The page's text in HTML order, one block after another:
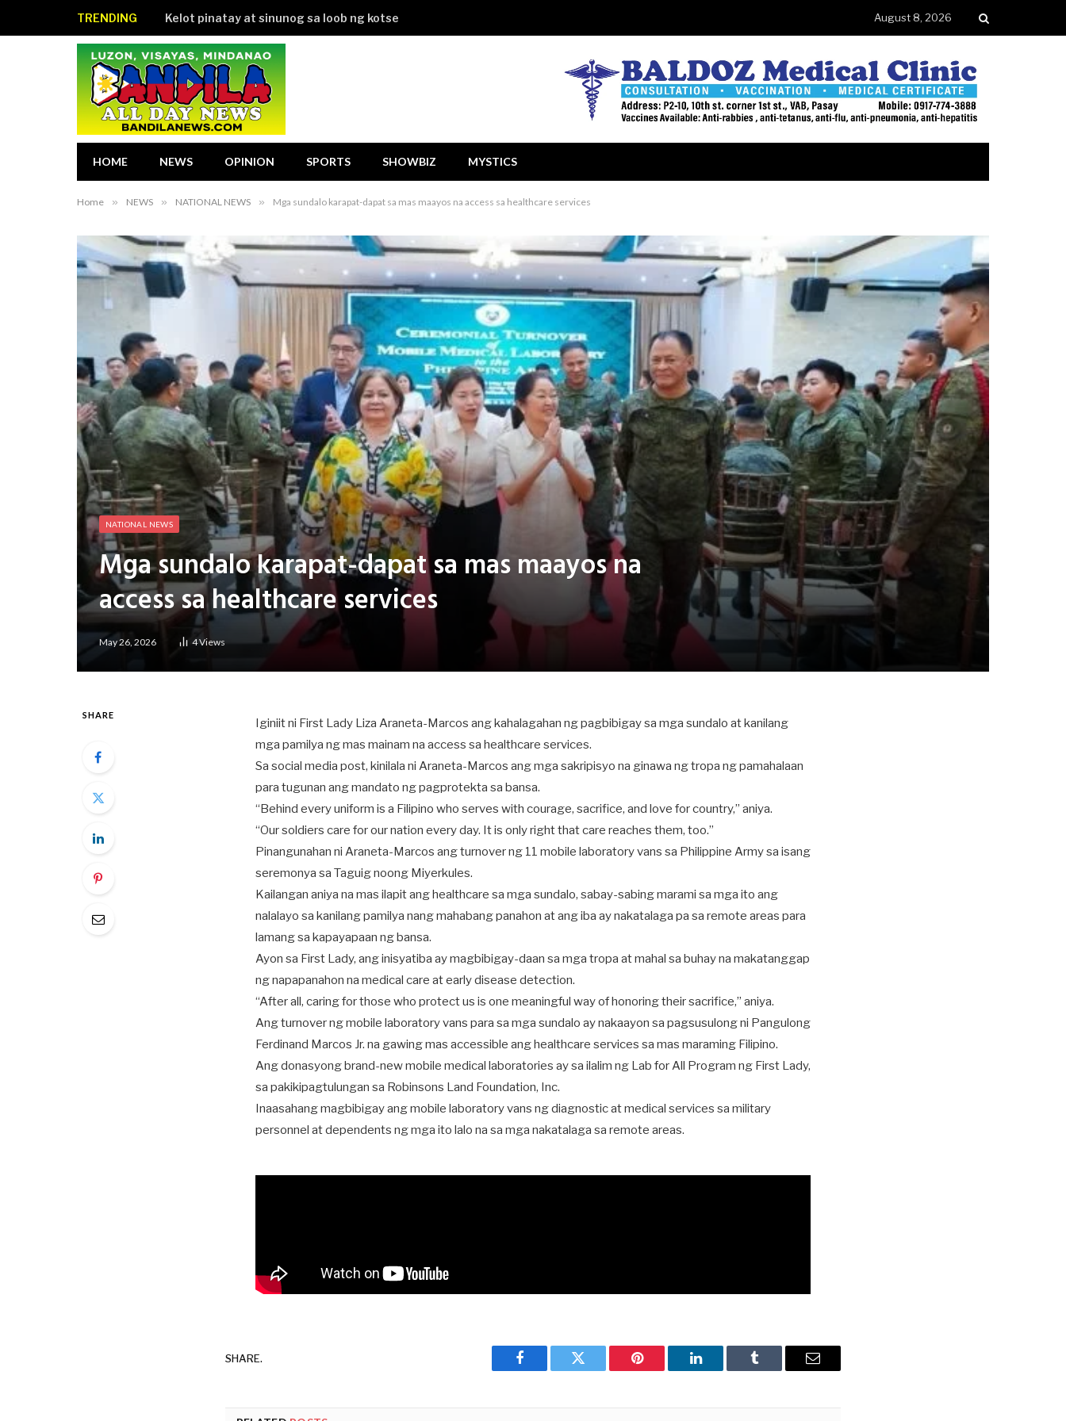
TRENDING Kelot pinatay at sinunog sa loob ng kotse August 8, 2026
HOME NEWS OPINION SPORTS SHOWBIZ MYSTICS
Home » NEWS » NATIONAL NEWS » Mga sundalo karapat-dapat sa mas maayos na access sa healthcare services
NATIONAL NEWS
Mga sundalo karapat-dapat sa mas maayos na
access sa healthcare services
May 26, 2026 4Views
SHARE
Iginiit ni First Lady Liza Araneta-Marcos ang kahalagahan ng pagbibigay sa mga sundalo at kanilang
mga pamilya ng mas mainam na access sa healthcare services.
Sa social media post, kinilala ni Araneta-Marcos ang mga sakripisyo na ginawa ng tropa ng pamahalaan
para tugunan ang mandato ng pagprotekta sa bansa.
“Behind every uniform is a Filipino who serves with courage, sacrifice, and love for country,” aniya.
“Our soldiers care for our nation every day. It is only right that care reaches them, too.”
Pinangunahan ni Araneta-Marcos ang turnover ng 11 mobile laboratory vans sa Philippine Army sa isang
seremonya sa Taguig noong Miyerkules.
Kailangan aniya na mas ilapit ang healthcare sa mga sundalo, sabay-sabing marami sa mga ito ang
nalalayo sa kanilang pamilya nang mahabang panahon at ang iba ay nakatalaga pa sa remote areas para
lamang sa kapayapaan ng bansa.
Ayon sa First Lady, ang inisyatiba ay magbibigay-daan sa mga tropa at mahal sa buhay na makatanggap
ng napapanahon na medical care at early disease detection.
“After all, caring for those who protect us is one meaningful way of honoring their sacrifice,” aniya.
Ang turnover ng mobile laboratory vans para sa mga sundalo ay nakaayon sa pagsusulong ni Pangulong
Ferdinand Marcos Jr. na gawing mas accessible ang healthcare services sa mas maraming Filipino.
Ang donasyong brand-new mobile medical laboratories ay sa ilalim ng Lab for All Program ng First Lady,
sa pakikipagtulungan sa Robinsons Land Foundation, Inc.
Inaasahang magbibigay ang mobile laboratory vans ng diagnostic at medical services sa military
personnel at dependents ng mga ito lalo na sa mga nakatalaga sa remote areas.
SHARE.
Facebook Twitter Pinterest LinkedIn Tumblr Email